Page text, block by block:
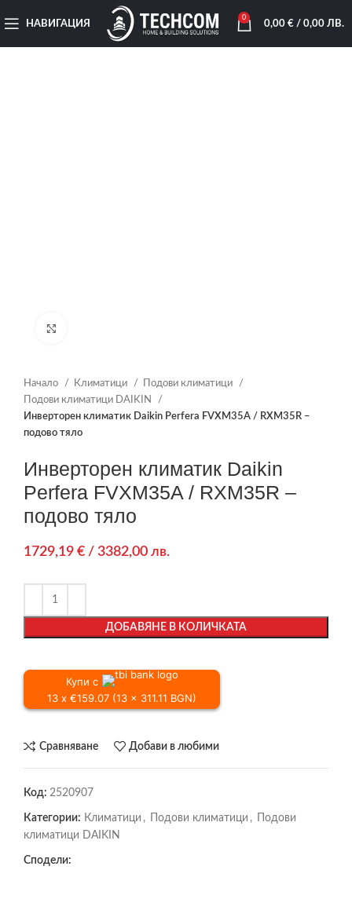
НАВИГАЦИЯ
0
0,00 €/ 0,00 ЛВ.
Начало Климатици
Подови климатици
Подови климатици DAIKIN
Инверторен климатик Daikin Perfera FVXM35A / RXM35R –
подово тяло
Инверторен климатик Daikin
Perfera FVXM35A / RXM35R –
подово тяло
1729,19 € / 3382,00 лв.
ДОБАВЯНЕ В КОЛИЧКАТА
Купи с
13 x €159.07 (13 x 311.11 BGN)
Сравняване Добави в любими
Код: 2520907
Категории: Климатици , Подови климатици ,
Подови
климатици DAIKIN
Сподели: